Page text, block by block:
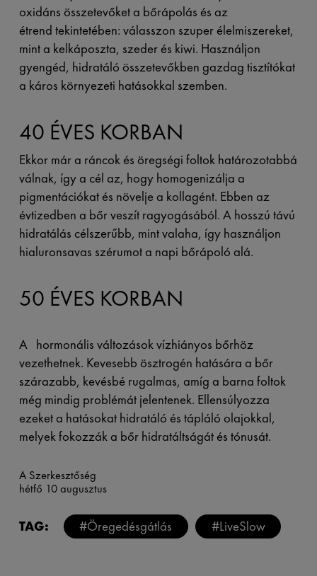
oxidáns összetevőket a bőrápolás és az
étrend tekintetében: válasszon szuper élelmiszereket,
mint a kelkáposzta, szeder és kiwi. Használjon
gyengéd, hidratáló összetevőkben gazdag tisztítókat
a káros környezeti hatásokkal szemben.
40 ÉVES KORBAN
Ekkor már a ráncok és öregségi foltok határozotabbá
válnak, így a cél az, hogy homogenizálja a
pigmentációkat és növelje a kollagént. Ebben az
évtizedben a bőr veszít ragyogásából. A hosszú távú
hidratálás célszerűbb, mint valaha, így használjon
hialuronsavas szérumot a napi bőrápoló alá.
50 ÉVES KORBAN
A hormonális változások vízhiányos bőrhöz
vezethetnek. Kevesebb ösztrogén hatására a bőr
szárazabb, kevésbé rugalmas, amíg a barna foltok
még mindig problémát jelentenek. Ellensúlyozza
ezeket a hatásokat hidratáló és tápláló olajokkal,
melyek fokozzák a bőr hidratáltságát és tónusát.
A Szerkesztőség
hétfő 10 augusztus
TAG: #Öregedésgátlás #LiveSlow